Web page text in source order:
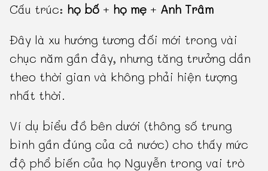
Cấu trúc: họ bố + họ mẹ + Anh Trâm
Đây là xu hướng tương đối mới trong vài
chục năm gần đây, nhưng tăng trưởng dần
theo thời gian và không phải hiện tượng
nhất thời.
Ví dụ biểu đồ bên dưới (thông số trung
bình gần đúng của cả nước) cho thấy mức
độ phổ biến của họ Nguyễn trong vai trò